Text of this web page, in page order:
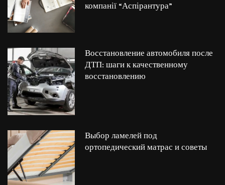
компанії “Аспірантура”
Восстановление автомобиля после
ДТП: шаги к качественному
восстановлению
Выбор ламелей под
ортопедический матрас и советы